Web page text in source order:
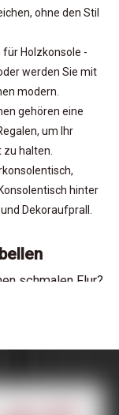
ohne den Stil
für Holzkonsole -
werden Sie mit
modern.
gehören eine
um Ihr
halten.
hinter
Dekoraufprall.
schmalen Flur?